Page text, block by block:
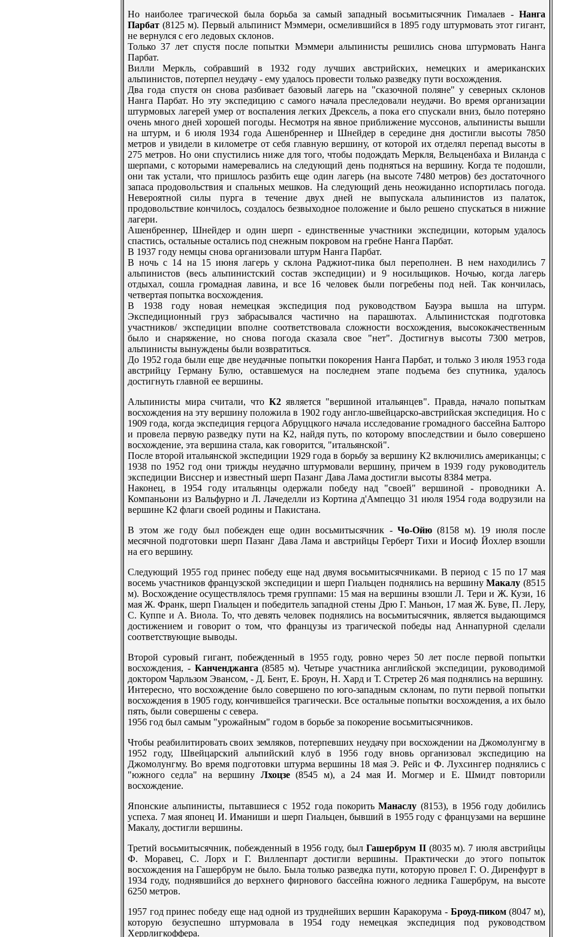
Но наиболее трагической была борьба за самый западный восьмитысячник Гималаев - Нанга
Парбат (8125 м). Первый альпинист Мэммери, осмелившийся в 1895 году штурмовать этот гигант,
не вернулся с его ледовых склонов.
Только 37 лет спустя после попытки Мэммери альпинисты рeшились снова штурмовать Нанга
Парбат.
Вилли Меркль, собравший в 1932 году лучших австрийских, немецких и американских
альпинистов, потерпел неудачу - ему удалось провести только разведку пути восхождения.
Два года спустя он снова разбивает базовый лагерь на "сказочной поляне" у северных склонов
Нанга Парбат. Но эту экспедицию с самого начала прeследовали неудачи. Во врeмя организации
штурмовых лагерeй умер от воспаления легких Дрeксель, а пока его спускали вниз, было потеряно
очень много дней хорошей погоды. Несмотря на явное приближение муссонов, альпинисты вышли
на штурм, и 6 июля 1934 года Ашенбрeннер и Шнейдер в серeдине дня достигли высоты 7850
метров и увидели в километрe от себя главную вершину, от которой их отделял перeпад высоты в
275 метров. Но они спустились ниже для того, чтобы подождать Меркля, Вельценбаха и Виланда с
шерпами, с которыми намерeвались на следующий день подняться на вершину. Когда те подошли,
они так устали, что пришлось разбить еще один лагерь (на высоте 7480 метров) без достаточного
запаса продовольствия и спальных мешков. На следующий день неожиданно испортилась погода.
Невероятной силы пурга в течение двух дней не выпускала альпинистов из палаток,
продовольствие кончилось, создалось безвыходное положение и было рeшено спускаться в нижние
лагери.
Ашенбрeннер, Шнейдер и один шерп - единственные участники экспедиции, которым удалось
спастись, остальные остались под снежным покровом на грeбне Нанга Парбат.
В 1937 году немцы снова организовали штурм Нанга Парбат.
В ночь с 14 на 15 июня лагерь у склона Раджиот-пика был перeполнен. В нем находились 7
альпинистов (весь альпинистский состав экспедиции) и 9 носильщиков. Ночью, когда лагерь
отдыхал, сошла громадная лавина, и все 16 человек были погрeбены под ней. Так кончилась,
четвертая попытка восхождения.
В 1938 году новая немецкая экспедиция под руководством Бауэра вышла на штурм.
Экспедиционный груз забрасывался частично на парашютах. Альпинистская подготовка
участников/ экспедиции вполне соответствовала сложности восхождения, высококачественным
было и снаряжение, но снова погода сказала свое "нет". Достигнув высоты 7300 метров,
альпинисты вынуждены были возвратиться.
До 1952 года были еще две неудачные попытки покорeния Нанга Парбат, и только 3 июля 1953 года
австрийцу Герману Булю, оставшемуся на последнем этапе подъема без спутника, удалось
достигнуть главной ее вершины.
Альпинисты мира считали, что К2 является "вершиной итальянцев". Правда, начало попыткам
восхождения на эту вершину положила в 1902 году англо-швейцарско-австрийская экспедиция. Но с
1909 года, когда экспедиция герцога Абруццкого начала исследование громадного бассейна Балторо
и провела первую разведку пути на К2, найдя путь, по которому впоследствии и было совершено
восхождение, эта вершина стала, как говорится, "итальянской".
После второй итальянской экспедиции 1929 года в борьбу за вершину К2 включились американцы; с
1938 по 1952 год они трижды неудачно штурмовали вершину, причем в 1939 году руководитель
экспедиции Висснер и известный шерп Пазанг Дава Лама достигли высоты 8384 метра.
Наконец, в 1954 году итальянцы одержали победу над "своей" вершиной - проводники А.
Компаньони из Вальфурно и Л. Лачеделли из Кортина д'Ампеццо 31 июля 1954 года водрузили на
вершине К2 флаги своей родины и Пакистана.
В этом же году был побежден еще один восьмитысячник - Чо-Ойю (8158 м). 19 июля после
месячной подготовки шерп Пазанг Дава Лама и австрийцы Герберт Тихи и Иосиф Йохлер взошли
на его вершину.
Следующий 1955 год принес победу еще над двумя восьмитысячниками. В период с 15 по 17 мая
восемь участников французской экспедиции и шерп Гиальцен поднялись на вершинуМакалу (8515
м). Восхождение осуществлялось трeмя группами: 15 мая на вершины взошли Л. Тери и Ж. Кузи, 16
мая Ж. Франк, шерп Гиальцен и победитель западной стены Дрю Г. Маньон, 17 мая Ж. Буве, П. Леру,
С. Куппе и А. Виола. То, что девять человек поднялись на восьмитысячник, является выдающимся
достижением и говорит о том, что французы из трагической победы над Аннапурной сделали
соответствующие выводы.
Второй суровый гигант, побежденный в 1955 году, ровно черeз 50 лет после первой попытки
восхождения, - Канченджанга(8585 м). Четырe участника английской экспедиции, руководимой
доктором Чарльзом Эвансом, - Д. Бент, Е. Броун, Н. Хард и Т. Стрeтер 26 мая поднялись на вершину.
Интерeсно, что восхождение было совершено по юго-западным склонам, по пути первой попытки
восхождения в 1905 году, кончившейся трагически. Все остальные попытки восхождения, а их было
пять, были совершены с севера.
1956 год был самым "урожайным" годом в борьбе за покорeние восьмитысячников.
Чтобы рeабилитировать своих земляков, потерпевших неудачу при восхождении на Джомолунгму в
1952 году, Швейцарский альпийский клуб в 1956 году вновь организовал экспедицию на
Джомолунгму. Во врeмя подготовки штурма вершины 18 мая Э. Рeйс и Ф. Лухсингер поднялись с
"южного седла" на вершину Лхоцзе(8545 м), а 24 мая И. Могмер и Е. Шмидт повторили
восхождение.
Японские альпинисты, пытавшиеся с 1952 года покоритьМанаслу (8153), в 1956 году добились
успеха. 7 мая японец И. Иманиши и шерп Гиальцен, бывший в 1955 году с французами на вершине
Макалу, достигли вершины.
Трeтий восьмитысячник, побежденный в 1956 году, был Гашербрум II(8035 м). 7 июля австрийцы
Ф. Моравец, С. Лорх и Г. Вилленпарт достигли вершины. Практически до этого попыток
восхождения на Гашербрум не было. Была только разведка пути, которую провел Г. О. Дирeнфурт в
1934 году, поднявшийся до верхнего фирнового бассейна южного ледника Гашербрум, на высоте
6250 метров.
1957 год принес победу еще над одной из труднейших вершин Каракорума - Броуд-пиком(8047 м),
которую безуспешно штурмовала в 1954 году немецкая экспедиция под руководством
Херрлигкоффера.